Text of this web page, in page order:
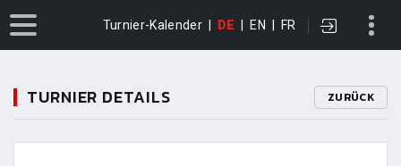
Turnier-Kalender DE EN FR
TURNIER DETAILS ZURÜCK